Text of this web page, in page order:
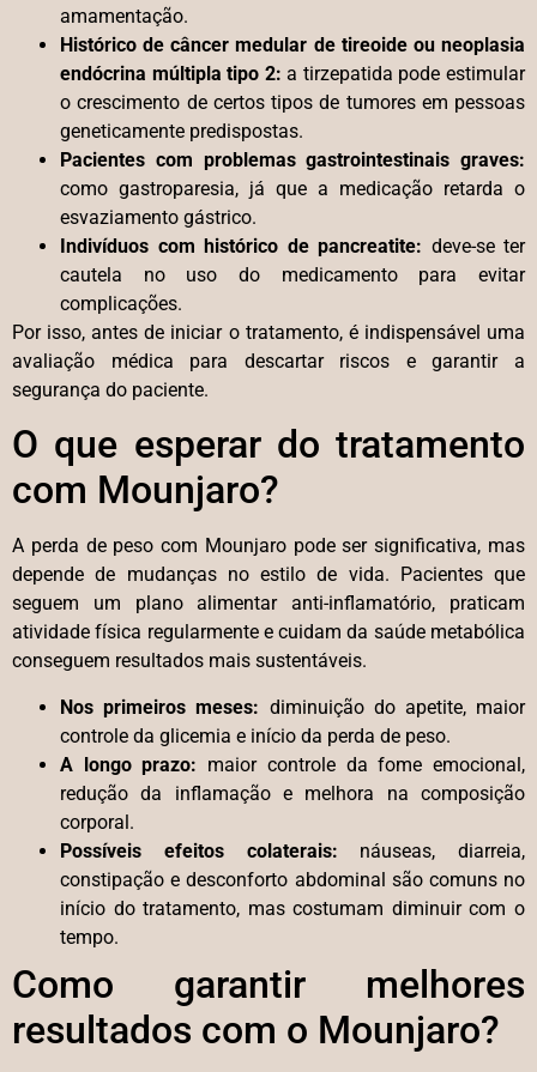
amamentação.
Histórico de câncer medular de tireoide ou neoplasia
endócrina múltipla tipo 2:a tirzepatida pode estimular
o crescimento de certos tipos de tumores em pessoas
geneticamente predispostas.
Pacientes com problemas gastrointestinais graves:
como gastroparesia, já que a medicação retarda o
esvaziamento gástrico.
Indivíduos com histórico de pancreatite: deve-se ter
cautela no uso do medicamento para evitar
complicações.
Por isso, antes de iniciar o tratamento, é indispensável uma
avaliação médica para descartar riscos e garantir a
segurança do paciente.
O que esperar do tratamento
com Mounjaro?
A perda de peso com Mounjaro pode ser significativa, mas
depende de mudanças no estilo de vida. Pacientes que
seguem um plano alimentar anti-inflamatório, praticam
atividade física regularmente e cuidam da saúde metabólica
conseguem resultados mais sustentáveis.
Nos primeiros meses: diminuição do apetite, maior
controle da glicemia e início da perda de peso.
A longo prazo: maior controle da fome emocional,
redução da inflamação e melhora na composição
corporal.
Possíveis efeitos colaterais: náuseas, diarreia,
constipação e desconforto abdominal são comuns no
início do tratamento, mas costumam diminuir com o
tempo.
Como garantir melhores
resultados com o Mounjaro?